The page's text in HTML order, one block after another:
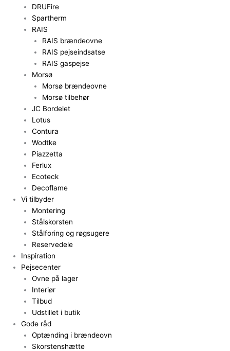
DRUFire
Spartherm
RAIS
RAIS brændeovne
RAIS pejseindsatse
RAIS gaspejse
Morsø
Morsø brændeovne
Morsø tilbehør
JC Bordelet
Lotus
Contura
Wodtke
Piazzetta
Ferlux
Ecoteck
Decoflame
Vi tilbyder
Montering
Stålskorsten
Stålforing og røgsugere
Reservedele
Inspiration
Pejsecenter
Ovne på lager
Interiør
Tilbud
Udstillet i butik
Gode råd
Optænding i brændeovn
Skorstenshætte